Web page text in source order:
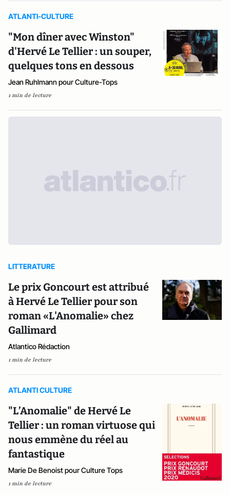
ATLANTI-CULTURE
"Mon dîner avec Winston"
d'Hervé Le Tellier : un souper,
quelques tons en dessous
Jean Ruhlmann pour Culture-Tops
1 min de lecture
LITTERATURE
Le prix Goncourt est attribué
à Hervé Le Tellier pour son
roman «L'Anomalie» chez
Gallimard
Atlantico Rédaction
1 min de lecture
ATLANTI CULTURE
"L’Anomalie" de Hervé Le
Tellier : un roman virtuose qui
nous emmène du réel au
fantastique
Marie De Benoist pour Culture Tops
1 min de lecture